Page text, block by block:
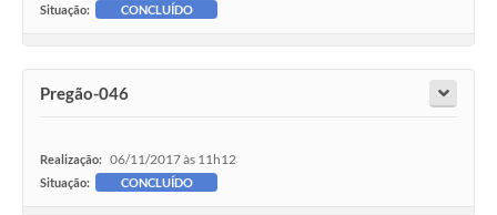
Situação: CONCLUÍDO
Pregão-046
Realização: 06/11/2017 às 11h12
Situação: CONCLUÍDO